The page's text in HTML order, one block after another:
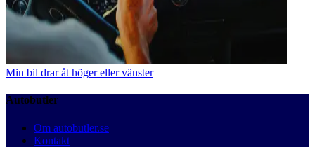
Min bil drar åt höger eller vänster
Autobutler
Om autobutler.se
Kontakt